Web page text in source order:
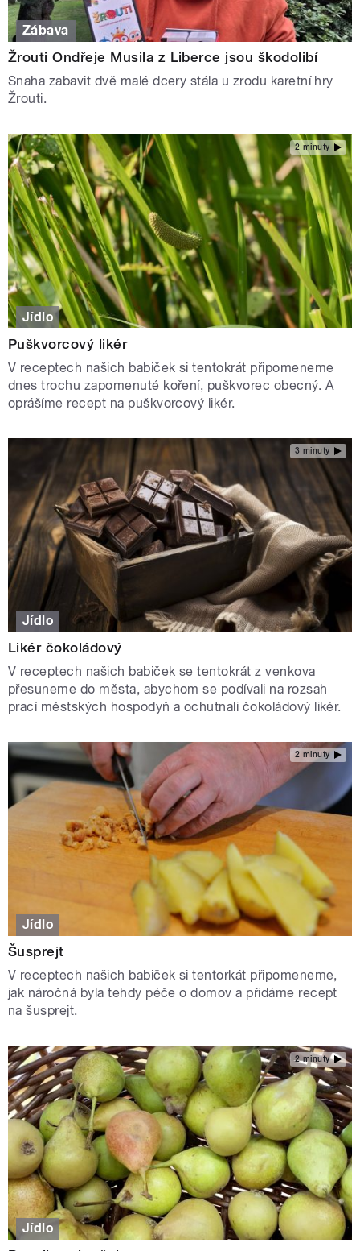
Zábava
Žrouti Ondřeje Musila z Liberce jsou škodolibí
Snaha zabavit dvě malé dcery stála u zrodu karetní hry
Žrouti.
2 minuty
Jídlo
Puškvorcový likér
V receptech našich babiček si tentokrát připomeneme
dnes trochu zapomenuté koření, puškvorec obecný. A
oprášíme recept na puškvorcový likér.
3 minuty
Jídlo
Likér čokoládový
V receptech našich babiček se tentokrát z venkova
přesuneme do města, abychom se podívali na rozsah
prací městských hospodyň a ochutnali čokoládový likér.
2 minuty
Jídlo
Šusprejt
V receptech našich babiček si tentorkát připomeneme,
jak náročná byla tehdy péče o domov a přidáme recept
na šusprejt.
2 minuty
Jídlo